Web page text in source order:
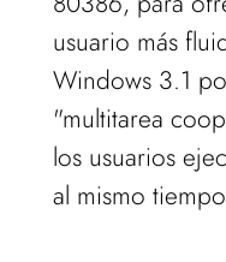
usuario más
Windows 3.1
"multitarea
los usuarios
al mismo